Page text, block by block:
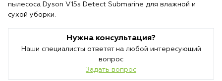
пылесоса Dyson V15s Detect Submarine для влажной и
сухой уборки.
Нужна консультация?
Наши специалисты ответят на любой интересующий
вопрос
Задать вопрос